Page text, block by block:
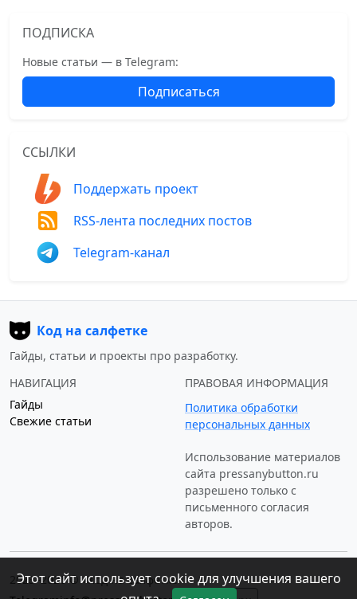
ПОДПИСКА
Новые статьи — в Telegram:
Подписаться
ССЫЛКИ
Поддержать проект
RSS-лента последних постов
Telegram-канал
Код на салфетке
Гайды, статьи и проекты про разработку.
НАВИГАЦИЯ
Гайды
Свежие статьи
ПРАВОВАЯ ИНФОРМАЦИЯ
Политика обработки
персональных данных
Использование материалов
сайта pressanybutton.ru
разрешено только c
письменного согласия
авторов.
2023–2026 © «Код на салфетке»
Этот сайт использует cookie для улучшения вашего